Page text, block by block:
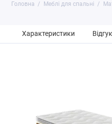
Головна Меблі для спальні
Характеристики